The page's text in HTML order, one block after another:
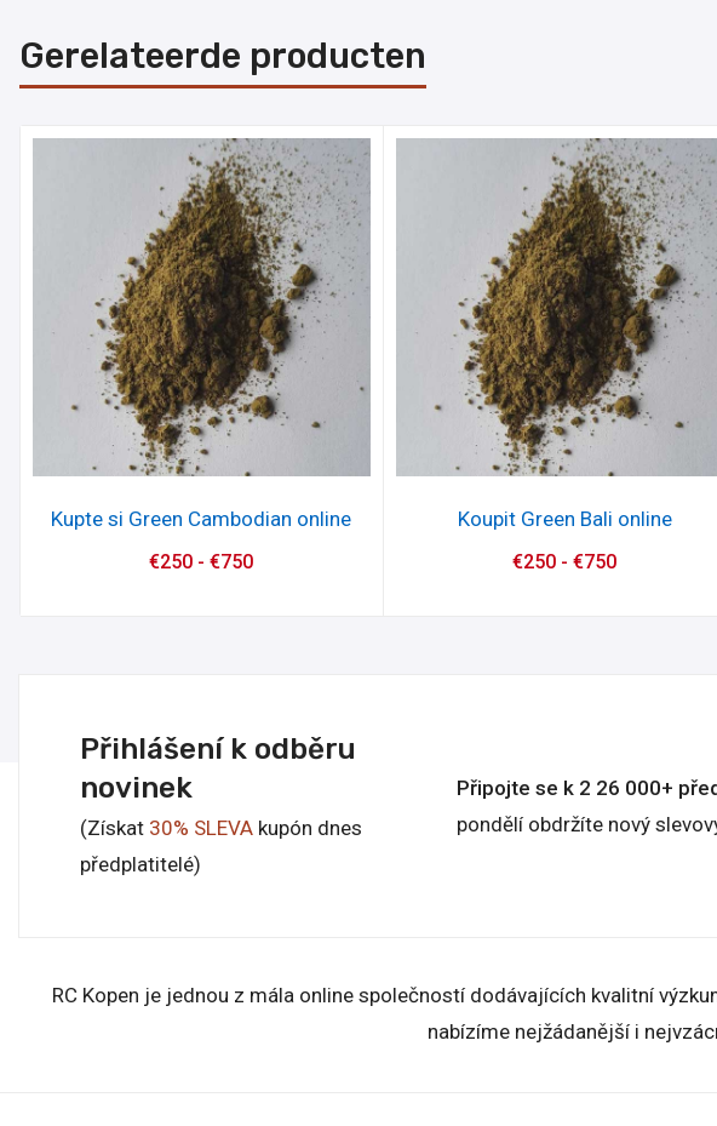
Gerelateerde producten
Kupte si Green Cambodian online
€250 -€750
Koupit Green Bali online
€250 -€750
Přihlášení k odběru
novinek
(Získat 30% SLEVA kupón dnes
předplatitelé)
Připojte se k 2 26 000+
pondělí obdržíte nový
RC Kopen je jednou z mála online společností dodávajících kvalitní
nabízíme nejžádanější i